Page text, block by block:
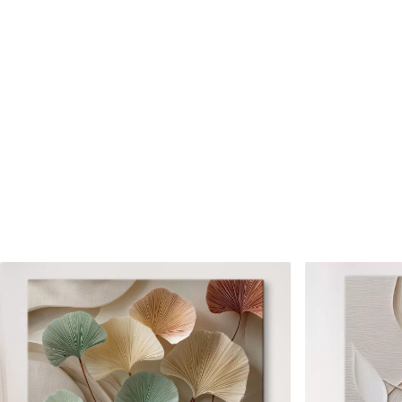
✓
✓Biztonságos, szagtalan tinta
✗ Vászonhatású felület
✗Környezetbarát anyag
✓
✓ Biztonságos,
✓ Vászonhatású felület
✗ Környezetbarát anyag